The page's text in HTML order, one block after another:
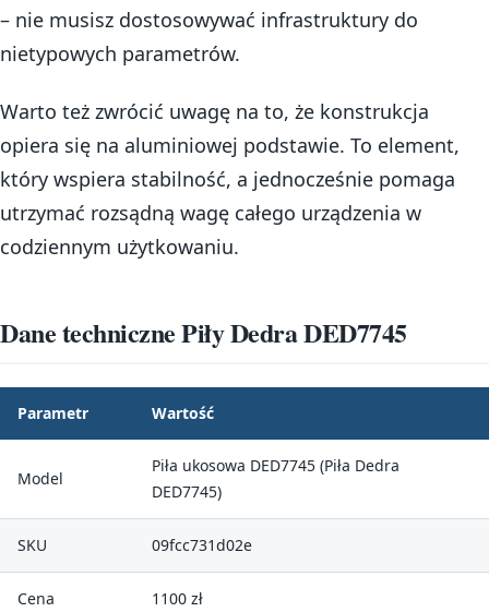
– nie musisz dostosowywać infrastruktury do
nietypowych parametrów.
Warto też zwrócić uwagę na to, że konstrukcja
opiera się na aluminiowej podstawie. To element,
który wspiera stabilność, a jednocześnie pomaga
utrzymać rozsądną wagę całego urządzenia w
codziennym użytkowaniu.
Dane techniczne Piły Dedra DED7745
Parametr Wartość
Model
Piła ukosowa DED7745 (Piła Dedra
DED7745)
SKU 09fcc731d02e
Cena 1100 zł